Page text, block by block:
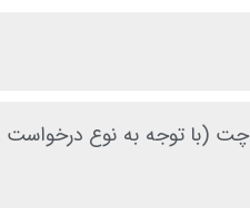
چت (با توجه به نوع